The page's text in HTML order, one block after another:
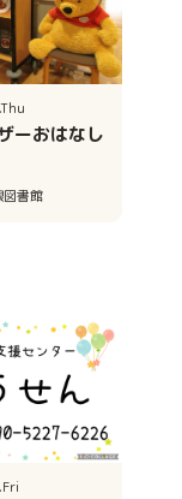
ーおはなし
図書館